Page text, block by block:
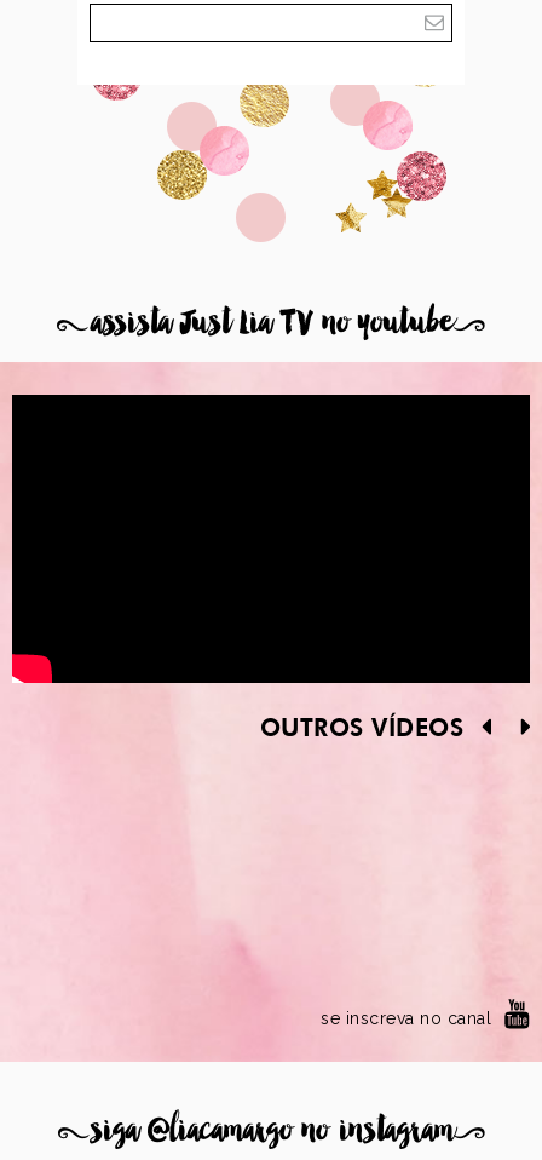
8assista Just Lia TV no youtube9
OUTROS VÍDEOS
se inscreva no canal
8siga @liacamargo no instagram9